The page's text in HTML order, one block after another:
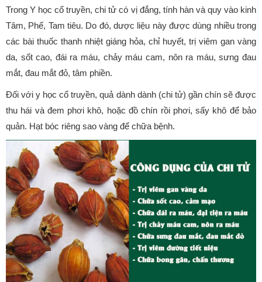
Trong Y học cổ truyền, chi tử có vị đắng, tính hàn và quy vào kinh
Tâm, Phế, Tam tiêu. Do đó, dược liệu này được dùng nhiều trong
các bài thuốc thanh nhiệt giáng hỏa, chỉ huyết, trị viêm gan vàng
da, sốt cao, đái ra máu, chảy máu cam, nôn ra máu, sưng đau
mắt, đau mắt đỏ, tâm phiền.
Đối với y học cổ truyền, quả dành dành (chi tử) gần chín sẽ được
thu hái và đem phơi khô, hoặc đồ chín rồi phơi, sấy khô để bảo
quản. Hạt bóc riêng sao vàng để chữa bệnh.